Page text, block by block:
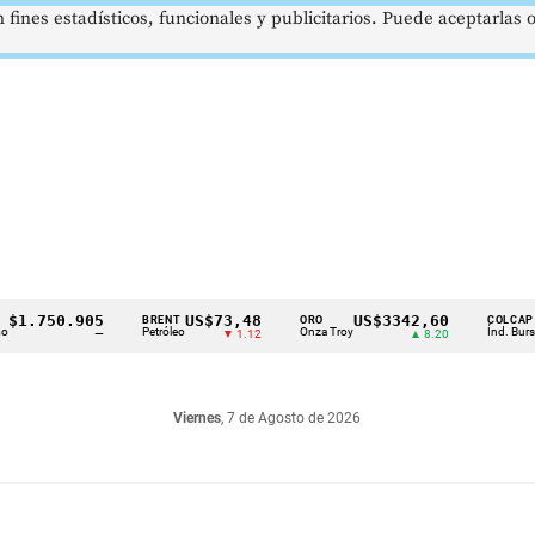
BRENT
Petróleo
US$73,48
▼ 1.12 Onza Troy
US$3342,60
▲ 8.20
COLCAP
Índ. Bursátil
Viernes, 7 de Agosto de 2026
estadísticos, funcionales y publicitarios. Puede aceptarlas